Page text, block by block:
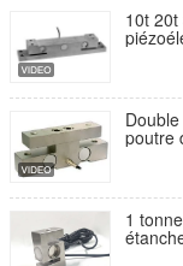
10t
poutre
sortie
1